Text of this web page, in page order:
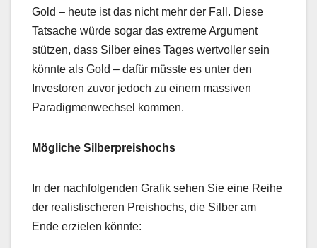
Gold – heute ist das nicht mehr der Fall. Diese
Tatsache würde sogar das extreme Argument
stützen, dass Silber eines Tages wertvoller sein
könnte als Gold – dafür müsste es unter den
Investoren zuvor jedoch zu einem massiven
Paradigmenwechsel kommen.
Mögliche Silberpreishochs
In der nachfolgenden Grafik sehen Sie eine Reihe
der realistischeren Preishochs, die Silber am
Ende erzielen könnte: